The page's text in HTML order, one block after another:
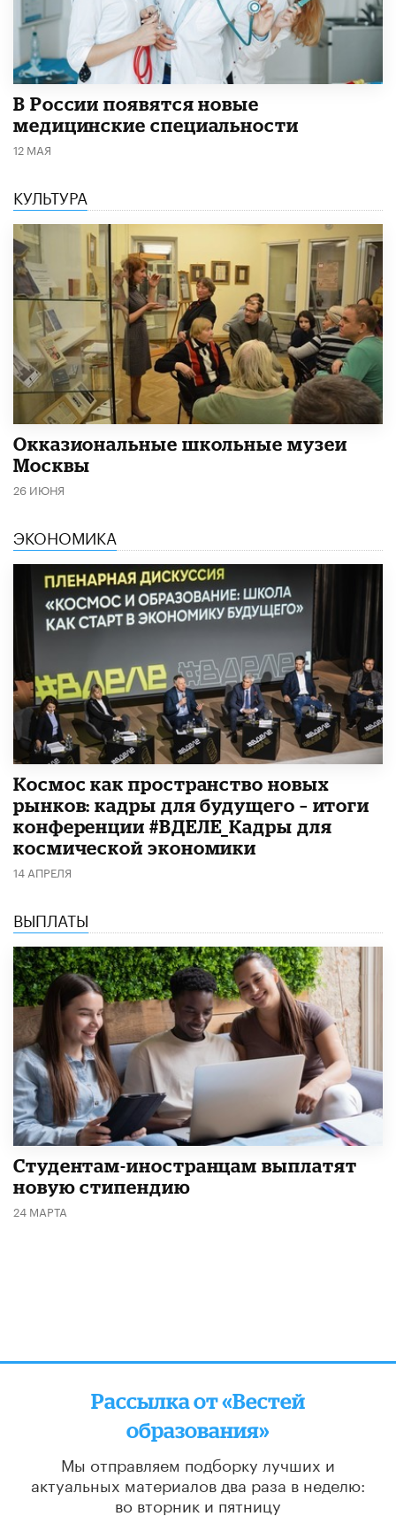
В России появятся новые
медицинские специальности
12 МАЯ
КУЛЬТУРА
​Окказиональные школьные музеи
Москвы
26 ИЮНЯ
ЭКОНОМИКА
Космос как пространство новых
рынков: кадры для будущего – итоги
конференции #ВДЕЛЕ_Кадры для
космической экономики
14 АПРЕЛЯ
ВЫПЛАТЫ
Студентам-иностранцам выплатят
новую стипендию
24 МАРТА
Рассылка от «Вестей
образования»
Мы отправляем подборку лучших и
актуальных материалов два раза в неделю:
во вторник и пятницу